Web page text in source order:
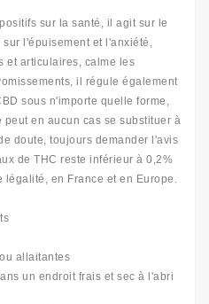
sur la santé, il agit sur le
l'épuisement et l'anxiété,
et articulaires, calme les
il régule également
sous n'importe quelle forme,
en aucun cas se substituer à
doute, toujours demander l'avis
de THC reste inférieur à 0,2%
légalité, en France et en Europe.
allaitantes
un endroit frais et sec à l'abri